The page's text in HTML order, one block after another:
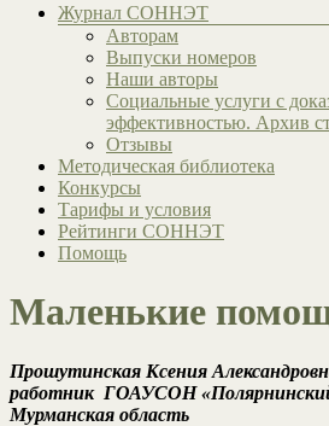
Журнал СОННЭТ
Авторам
Выпуски номеров
Наши авторы
Социальные услуги с
эффективностью. Архив
Отзывы
Методическая библиотека
Конкурсы
Тарифы и условия
Рейтинги СОННЭТ
Помощь
Маленькие
Прошутинская Ксения
работник ГОАУСОН
Мурманская область